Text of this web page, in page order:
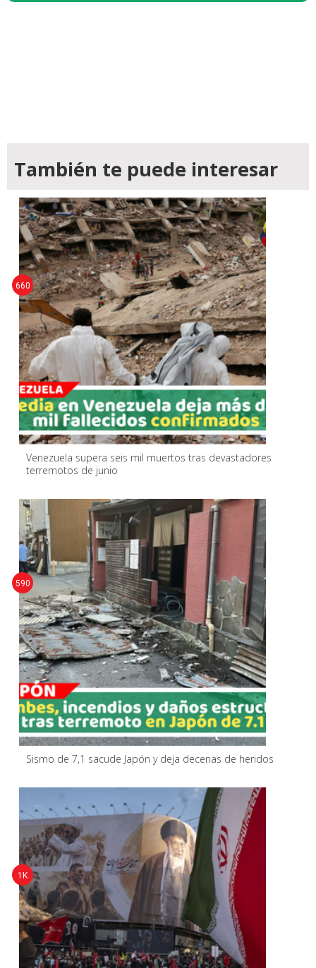
También te puede interesar
Venezuela supera seis mil muertos tras devastadores
terremotos de junio
660
Sismo de 7,1 sacude Japón y deja decenas de heridos
590
1K